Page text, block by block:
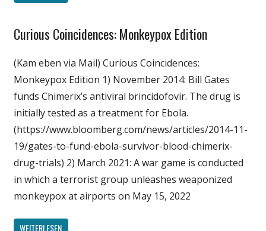
Gesellschaft
Politik
Wirtschaft
Wissenschaft
Curious Coincidences: Monkeypox Edition
(Kam eben via Mail) Curious Coincidences:
Monkeypox Edition 1) November 2014: Bill Gates
funds Chimerix’s antiviral brincidofovir. The drug is
initially tested as a treatment for Ebola.
(https://www.bloomberg.com/news/articles/2014-11-
19/gates-to-fund-ebola-survivor-blood-chimerix-
drug-trials) 2) March 2021: A war game is conducted
in which a terrorist group unleashes weaponized
monkeypox at airports on May 15, 2022
WEITERLESEN